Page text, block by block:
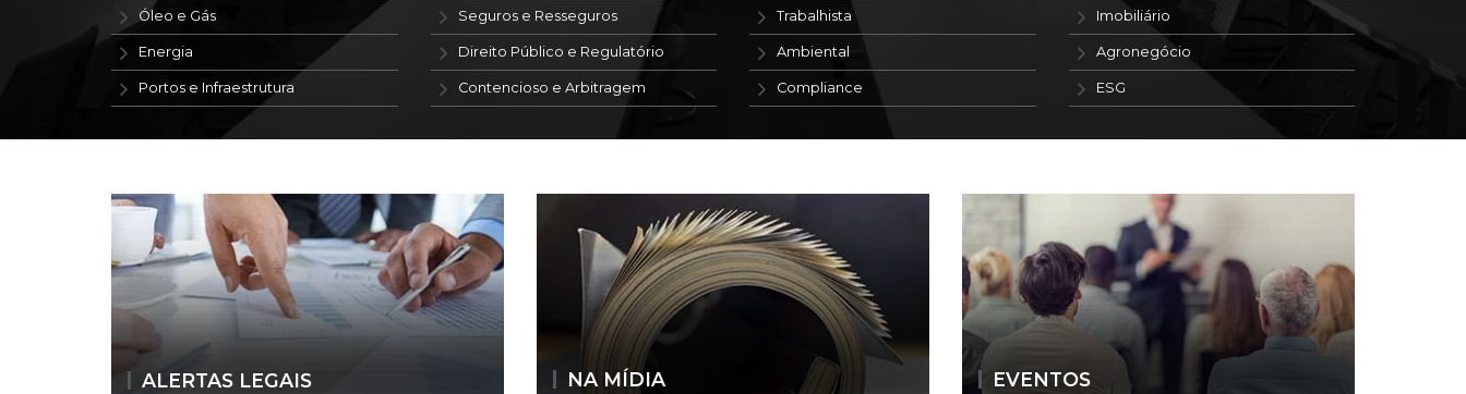
Óleo e Gás
Energia
Portos e Infraestrutura
Seguros e Resseguros
Direito Público e Regulatório
Contencioso e Arbitragem
Trabalhista
Ambiental
Compliance
Imobiliário
Agronegócio
ESG
ALERTAS LEGAIS NA MÍDIA EVENTOS